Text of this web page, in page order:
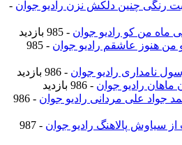
لبت رنگی چنین دلکش نزن رادیو جوان -
ماه من کو رادیو جوان - 985 بازدید
من هنوز عاشقم رادیو جوان
- 985
نامداری رادیو جوان - 986 بازدید
ماهان رادیو جوان - 986 بازدید
جواد علی مردانی رادیو جوان
- 986
سیاوش پالاهنگ رادیو جوان
- 987